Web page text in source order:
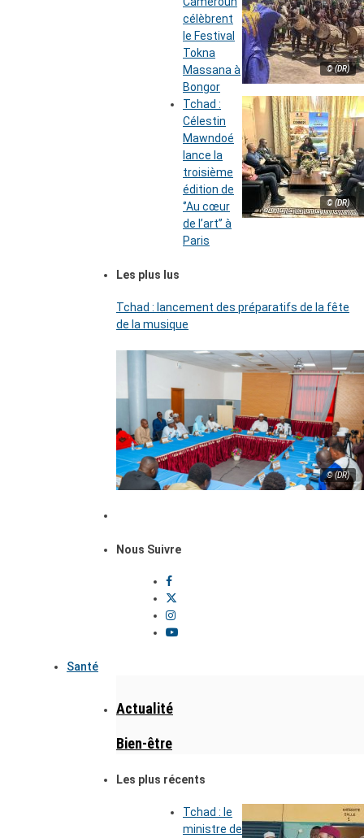
© (DR)
célèbrent
le Festival
Tokna
Massana à
Bongor
© (DR)
Tchad :
Célestin
Mawndoé
lance la
troisième
édition de
‘’Au cœur
de l’art’’ à
Paris
Les plus lus
Tchad : lancement des préparatifs de la fête
de la musique
© (DR)
Nous Suivre
Santé
Actualité
Bien-être
Les plus récents
Tchad : le
ministre de